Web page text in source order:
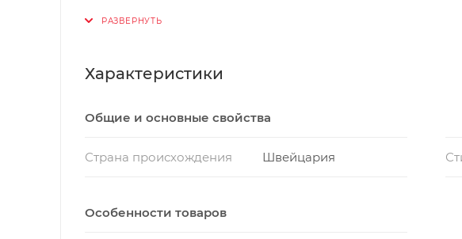
Характеристики
Общие и основные свойства
Страна происхождения Швейцария
Особенности товаров